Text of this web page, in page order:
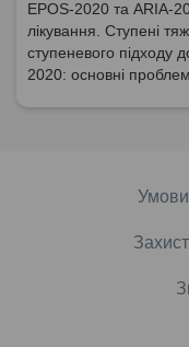
EPOS-2020 та ARIA-
лікування. Ступені
ступеневого підходу
2020: основні
Умови